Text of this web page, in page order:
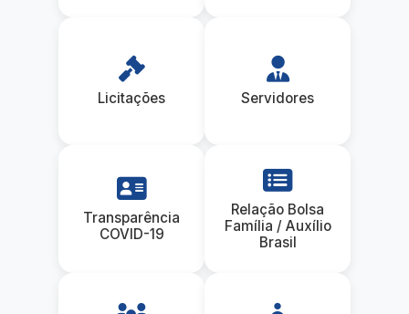
Licitações Servidores
Transparência
COVID-19
Relação Bolsa
Família / Auxílio
Brasil